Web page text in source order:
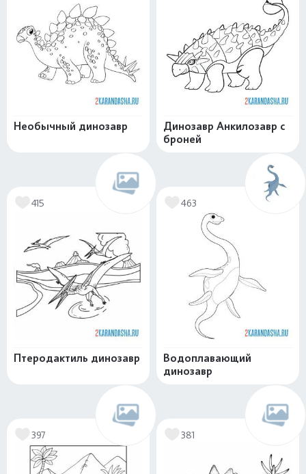
Необычный динозавр
Динозавр Анкилозавр с
броней
415
Птеродактиль динозавр
463
Водоплавающий
динозавр
397 381